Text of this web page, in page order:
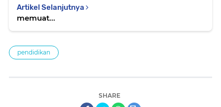
Artikel Selanjutnya
memuat...
pendidikan
SHARE